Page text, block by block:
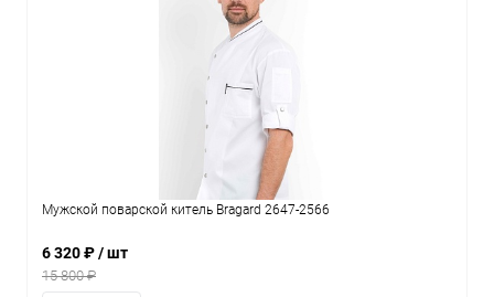
Мужской поварской китель Bragard 2647-2566
6 320 ₽/ шт
15 800 ₽